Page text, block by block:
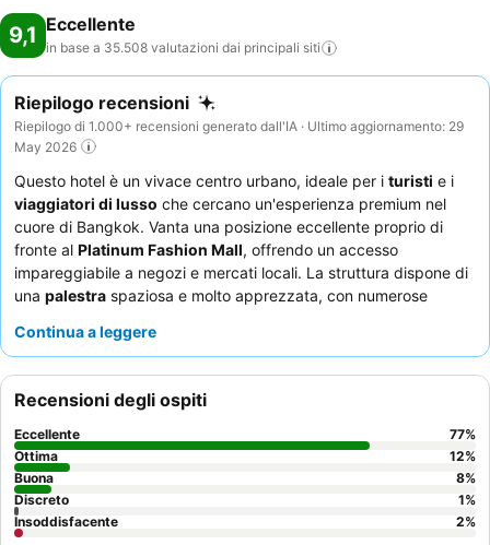
9,1 Eccellente
in base a 35.508 valutazioni dai principali siti
Riepilogo recensioni
Riepilogo di 1.000+ recensioni generato dall'IA · Ultimo aggiornamento: 29
May 2026
Questo hotel è un vivace centro urbano, ideale per i turisti e i
viaggiatori di lusso che cercano un'esperienza premium nel
cuore di Bangkok. Vanta una posizione eccellente proprio di
fronte al Platinum Fashion Mall, offrendo un accesso
impareggiabile a negozi e mercati locali. La struttura dispone di
una palestra spaziosa e molto apprezzata, con numerose
fitness. Gli ospiti lodano costantemente il personale attento e
che include un'ampia scelta di opzioni internazionali e
locali. Per un soggiorno migliore, considerate di prenotare una
camera ai piani alti per godere di una
città.
Continua a leggere
Recensioni degli ospiti
Eccellente 77%
Ottima
12%
Buona
8%
Discreto
1%
Insoddisfacente
2%